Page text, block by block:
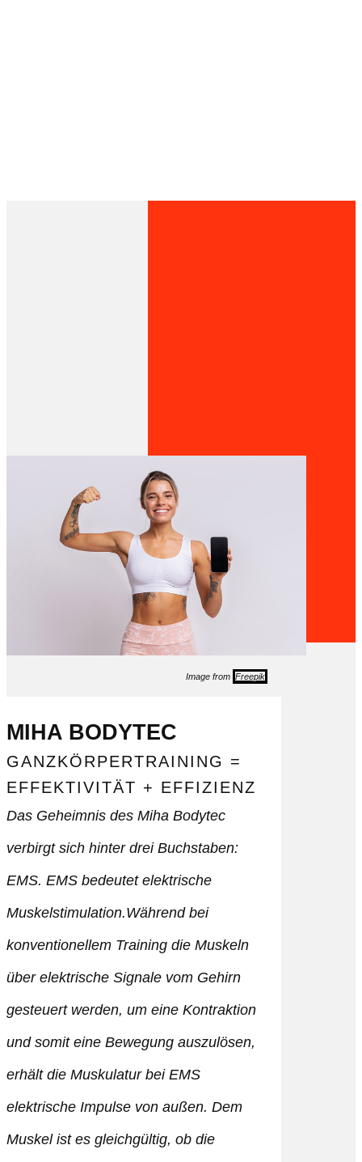
MIHA BODYTEC
GANZKÖRPERTRAINING =
EFFEKTIVITÄT + EFFIZIENZ
Das Geheimnis des Miha Bodytec
verbirgt sich hinter drei Buchstaben:
EMS. EMS bedeutet elektrische
Muskelstimulation.Während bei
konventionellem Training die Muskeln
über elektrische Signale vom Gehirn
gesteuert werden, um eine Kontraktion
und somit eine Bewegung auszulösen,
erhält die Muskulatur bei EMS
elektrische Impulse von außen. Dem
Muskel ist es gleichgültig, ob die
Image from Freepik